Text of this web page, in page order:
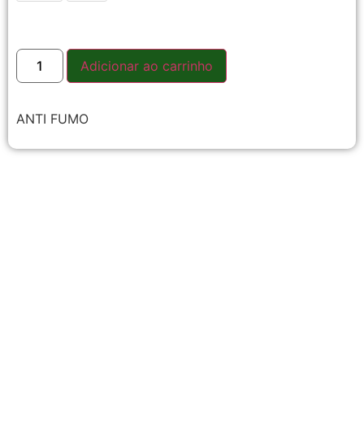
Adicionar ao carrinho
ANTI FUMO